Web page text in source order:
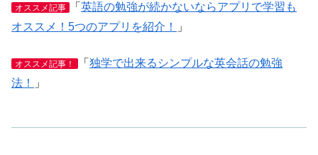
オススメ記事 「 英語の勉強が続かないならアプリで学習も
オススメ！5つのアプリを紹介！
」
オススメ記事！ 「 独学で出来るシンプルな英会話の勉強
法！
」